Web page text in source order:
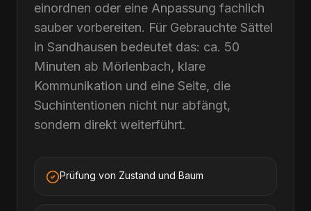
einordnen oder eine Anpassung fachlich
sauber vorbereiten. Für Gebrauchte Sättel
in Sandhausen bedeutet das: ca. 50
Minuten ab Mörlenbach, klare
Kommunikation und eine Seite, die
Suchintentionen nicht nur abfängt,
sondern direkt weiterführt.
Prüfung von Zustand und Baum